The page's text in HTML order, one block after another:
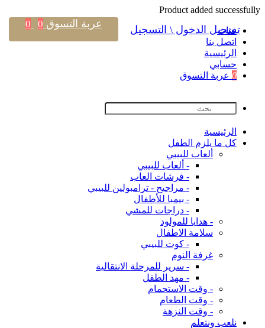
Product added successfully
فئات
اتصل بنا
اﻟﺮﺋﻴﺴﻴﺔ
حسابي
0 عربة التسوق
اﻟﺮﺋﻴﺴﻴﺔ
كل ما يلزم الطفل
ألعاب للبيبي
- ألعاب للبيبي
- فرشات العاب
- مراجيح - ترامبولين للبيبي
- بيمبا للأطفال
- دراجات للمشي
- هدايا للمولود
سلامة الاطفال
- كوت للبيبي
غرفة النوم
- سرير للمرحلة الانتقالية
- مهد الطفل
- وقت الاستحمام
- وقت الطعام
- وقت النزهة
نلعب ونتعلم
تسجيل الدخول \ التسجيل عربة التسوق 0
0